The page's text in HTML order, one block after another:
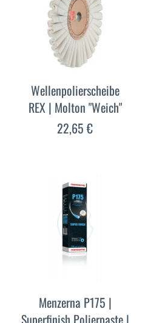
Wellenpolierscheibe
REX | Molton "Weich"
22,65 €
Menzerna P175 |
Superfinish Polierpaste |